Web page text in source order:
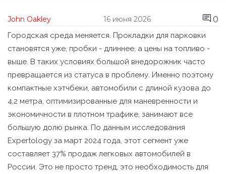
John Oakley 16 июня 2026 0
Городская среда меняется. Прокладки для парковки
становятся уже, пробки - длиннее, а цены на топливо -
выше. В таких условиях большой внедорожник часто
превращается из статуса в проблему. Именно поэтому
компактные хэтчбеки, автомобили с длиной кузова до
4,2 метра, оптимизированные для маневренности и
экономичности в плотном трафике, занимают все
большую долю рынка. По данным исследования
Expertology за март 2024 года, этот сегмент уже
составляет 37% продаж легковых автомобилей в
России. Это не просто тренд, это необходимость для